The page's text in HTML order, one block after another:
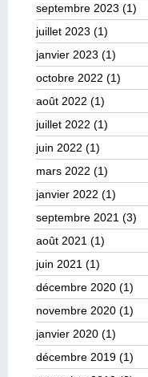
septembre 2023 (1)
juillet 2023 (1)
janvier 2023 (1)
octobre 2022 (1)
août 2022 (1)
juillet 2022 (1)
juin 2022 (1)
mars 2022 (1)
janvier 2022 (1)
septembre 2021 (3)
août 2021 (1)
juin 2021 (1)
décembre 2020 (1)
novembre 2020 (1)
janvier 2020 (1)
décembre 2019 (1)